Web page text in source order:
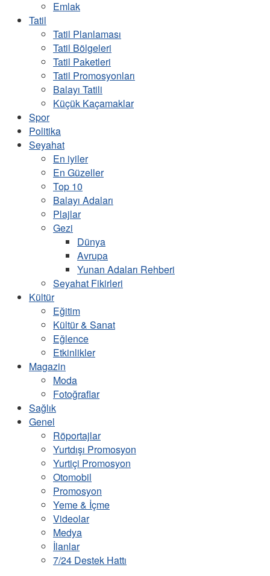
Emlak
Tatil
Tatil Planlaması
Tatil Bölgeleri
Tatil Paketleri
Tatil Promosyonları
Balayı Tatili
Küçük Kaçamaklar
Spor
Politika
Seyahat
En iyiler
En Güzeller
Top 10
Balayı Adaları
Plajlar
Gezi
Dünya
Avrupa
Yunan Adaları Rehberi
Seyahat Fikirleri
Kültür
Eğitim
Kültür & Sanat
Eğlence
Etkinlikler
Magazin
Moda
Fotoğraflar
Sağlık
Genel
Röportajlar
Yurtdışı Promosyon
Yurtiçi Promosyon
Otomobil
Promosyon
Yeme & İçme
Videolar
Medya
İlanlar
7/24 Destek Hattı